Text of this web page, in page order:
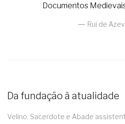
Documentos
Rui de
Da fundação à atualidade
Velino, Sacerdote e Abade